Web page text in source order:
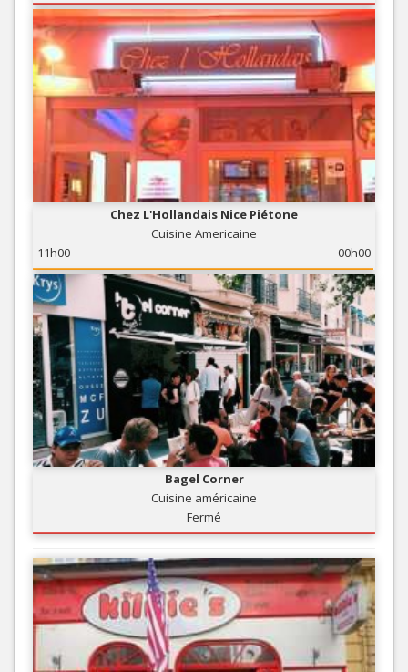
Chez L'Hollandais Nice Piétone
Cuisine Americaine
11h00
00h00
Bagel Corner
Cuisine américaine
Fermé